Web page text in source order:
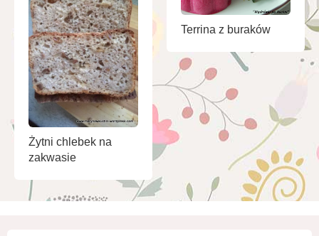
Żytni chlebek na
zakwasie
Terrina z buraków